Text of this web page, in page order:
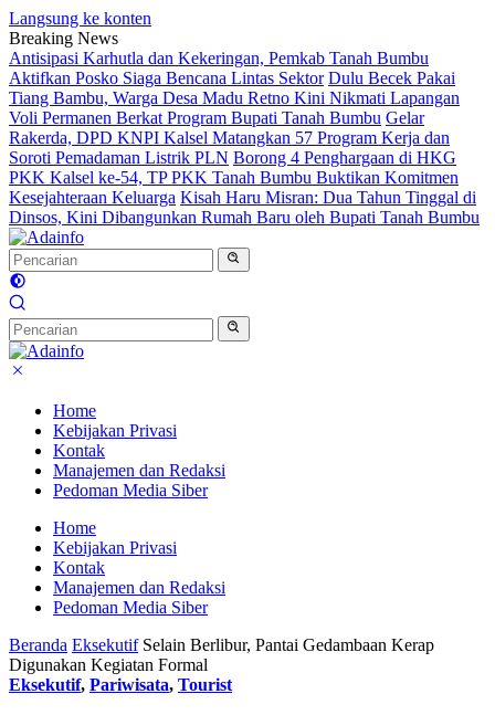
Langsung ke konten
Breaking News
Antisipasi Karhutla dan Kekeringan, Pemkab Tanah Bumbu
Aktifkan Posko Siaga Bencana Lintas Sektor Dulu Becek Pakai
Tiang Bambu, Warga Desa Madu Retno Kini Nikmati Lapangan
Voli Permanen Berkat Program Bupati Tanah Bumbu Gelar
Rakerda, DPD KNPI Kalsel Matangkan 57 Program Kerja dan
Soroti Pemadaman Listrik PLN Borong 4 Penghargaan di HKG
PKK Kalsel ke-54, TP PKK Tanah Bumbu Buktikan Komitmen
Kesejahteraan Keluarga Kisah Haru Misran: Dua Tahun Tinggal di
Dinsos, Kini Dibangunkan Rumah Baru oleh Bupati Tanah Bumbu
Home
Kebijakan Privasi
Kontak
Manajemen dan Redaksi
Pedoman Media Siber
Home
Kebijakan Privasi
Kontak
Manajemen dan Redaksi
Pedoman Media Siber
Beranda Eksekutif Selain Berlibur, Pantai Gedambaan Kerap
Digunakan Kegiatan Formal
Eksekutif, Pariwisata, Tourist